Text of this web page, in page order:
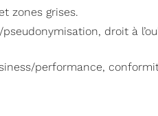
zones grises.
droit à
performance,